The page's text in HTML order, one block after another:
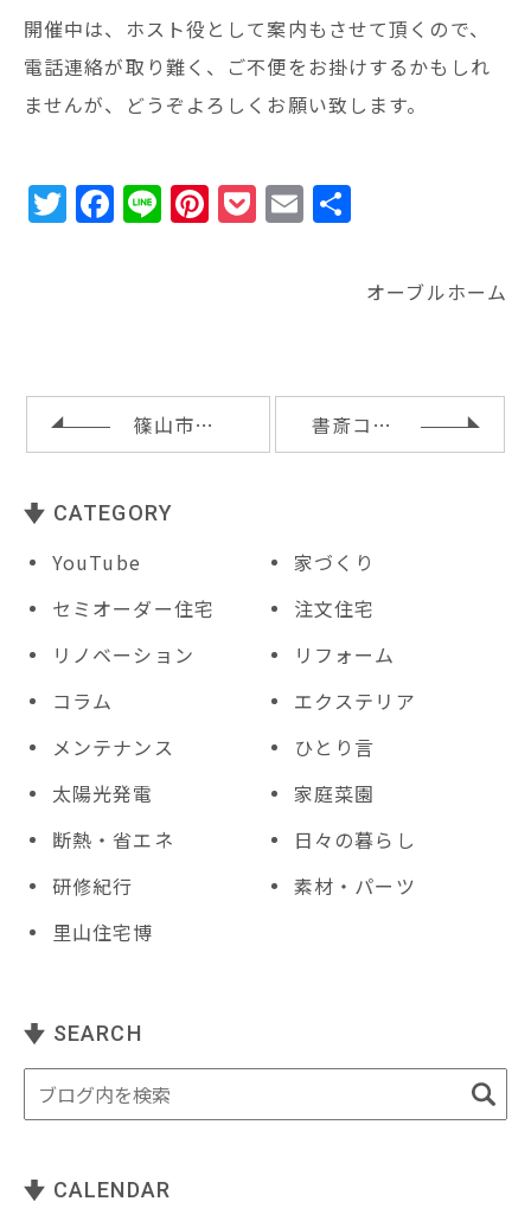
開催中は、ホスト役として案内もさせて頂くので、
電話連絡が取り難く、ご不便をお掛けするかもしれ
ませんが、どうぞよろしくお願い致します。
T
w
F
a
o
o
k
Li
n
Pi
n
st
P
o
t
E
m
オーブルホーム
篠山市Ｕ様邸の工事契約の立会い 書斎コーナーと木製スリット
CATEGORY
YouTube
家づくり
セミオーダー住宅
注文住宅
リノベーション
リフォーム
コラム
エクステリア
メンテナンス
ひとり言
太陽光発電
家庭菜園
断熱・省エネ
日々の暮らし
研修紀行
素材・パーツ
里山住宅博
SEARCH
CALENDAR